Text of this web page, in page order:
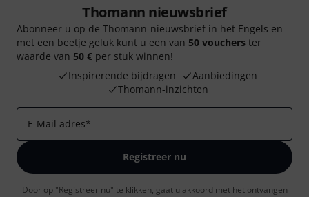
Thomann nieuwsbrief
Abonneer u op de Thomann-nieuwsbrief in het Engels en
met een beetje geluk kunt u een van 50 vouchers ter
waarde van 50 € per stuk winnen!
Inspirerende bijdragen
Aanbiedingen
Thomann-inzichten
E-Mail adres*
Registreer nu
Door op "Registreer nu" te klikken, gaat u akkoord met het ontvangen